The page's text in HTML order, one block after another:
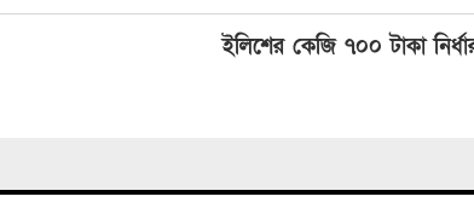
ইলিশের কেজি ৭০০ টাকা